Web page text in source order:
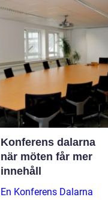
hårt drabbade motorer.
För den som kör
motocross, enduro eller
snöskoter kan en väl
utför...
Konferens dalarna
när möten får mer
innehåll
En Konferens Dalarna